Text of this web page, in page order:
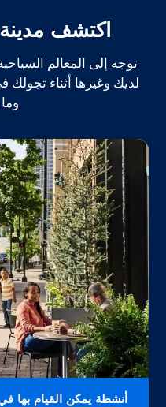
اكتشف
توجه إلى المعالم
لديك وغيرها أثناء
أنشطة يمكن القيام بها في